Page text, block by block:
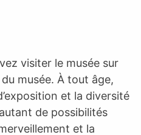
visiter le musée sur
musée. À tout âge,
et la diversité
de possibilités
et la